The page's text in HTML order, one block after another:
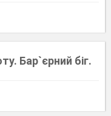
Бар`єрний біг.